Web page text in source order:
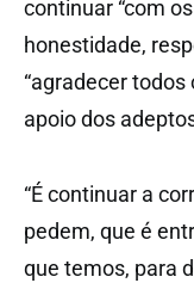
continuar “com
honestidade,
“agradecer
apoio dos
“É continuar a
pedem, que é
que temos, para